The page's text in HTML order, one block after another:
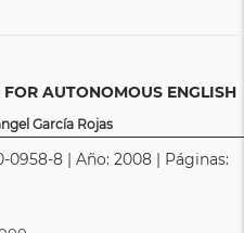
AUTONOMOUS ENGLISH
García Rojas
0958-8 | Año: 2008 | Páginas: